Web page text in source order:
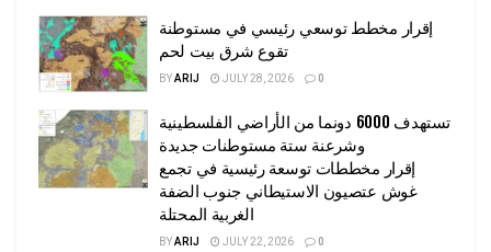
إقرار مخطط توسعي رئيسي في مستوطنة
تقوع شرق بيت لحم
BYARIJ JULY 28, 2026 0
تستهدف 6000 دونما من الأراضي الفلسطينية
وشرعنة ستة مستوطنات جديدة
إقرار مخططات توسعة رئيسية في تجمع
غوش عتصيون الاستيطاني جنوب الضفة
الغربية المحتلة
BYARIJ JULY 22, 2026 0